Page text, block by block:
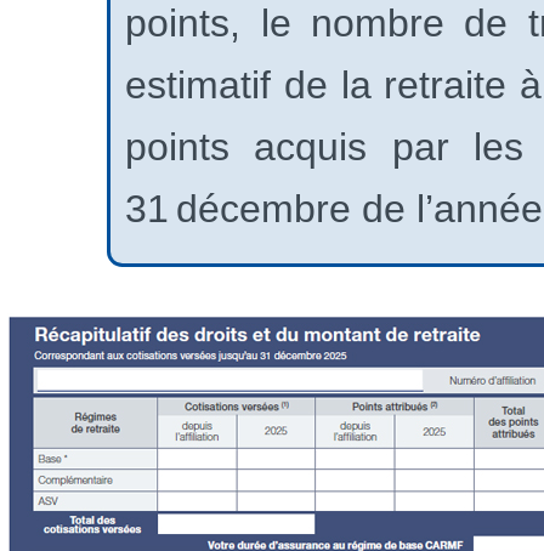
points, le nombre de
estimatif de la retraite
points acquis par les
31 décembre de